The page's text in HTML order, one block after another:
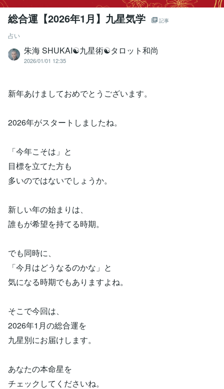
総合運【2026年1月】九星気学 記事
占い
朱海 SHUKAI☯九星術☯タロット和尚
2026/01/01 12:35
新年あけましておめでとうございます。
2026年がスタートしましたね。
「今年こそは」と
目標を立てた方も
多いのではないでしょうか。
新しい年の始まりは、
誰もが希望を持てる時期。
でも同時に、
「今月はどうなるのかな」と
気になる時期でもありますよね。
そこで今回は、
2026年1月の総合運を
九星別にお届けします。
あなたの本命星を
チェックしてくださいね。